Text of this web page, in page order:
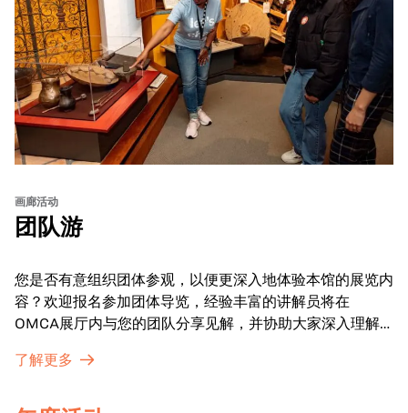
画廊活动
团队游
您是否有意组织团体参观，以便更深入地体验本馆的展览内
容？欢迎报名参加团体导览，经验丰富的讲解员将在
OMCA展厅内与您的团队分享见解，并协助大家深入理解
了解更多